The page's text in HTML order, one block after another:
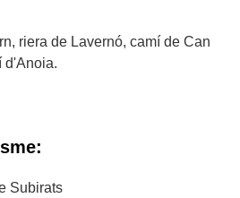
riera de Lavernó, camí de Can
d'Anoia.
Subirats